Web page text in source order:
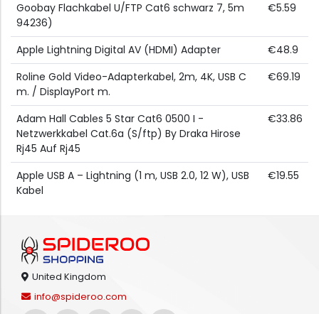
Goobay Flachkabel U/FTP Cat6 schwarz 7, 5m
94236)
€5.59
Apple Lightning Digital AV (HDMI) Adapter
€48.9
Roline Gold Video-Adapterkabel, 2m, 4K, USB C
m. / DisplayPort m.
€69.19
Adam Hall Cables 5 Star Cat6 0500 I -
Netzwerkkabel Cat.6a (S/ftp) By Draka Hirose
Rj45 Auf Rj45
€33.86
Apple USB A – Lightning (1 m, USB 2.0, 12 W), USB
Kabel
€19.55
United Kingdom
info@spideroo.com